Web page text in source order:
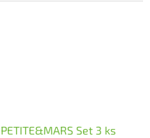
PETITE&MARS Set 3 ks